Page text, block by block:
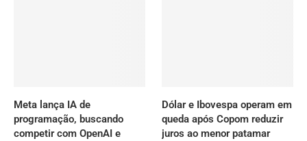
Meta lança IA de
programação, buscando
competir com OpenAI e
Dólar e Ibovespa operam em
queda após Copom reduzir
juros ao menor patamar